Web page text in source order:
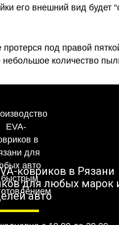
его внешний вид будет
под правой
количество
ковриков в Рязани
для любых марок
авто